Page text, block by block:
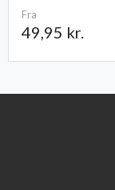
Fra
49,95 kr.